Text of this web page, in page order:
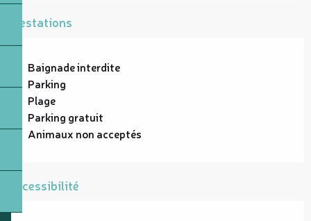
Prestations
Baignade interdite
Parking
Plage
Parking gratuit
Animaux non acceptés
Accessibilité